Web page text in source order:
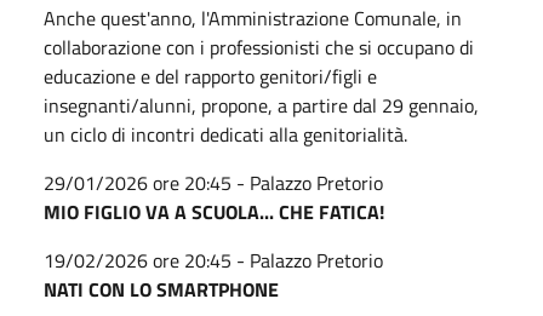
Anche quest'anno, l'Amministrazione Comunale, in
collaborazione con i professionisti che si occupano di
educazione e del rapporto genitori/figli e
insegnanti/alunni, propone, a partire dal 29 gennaio,
un ciclo di incontri dedicati alla genitorialità.
29/01/2026 ore 20:45 - Palazzo Pretorio
MIO FIGLIO VA A SCUOLA... CHE FATICA!
19/02/2026 ore 20:45 - Palazzo Pretorio
NATI CON LO SMARTPHONE